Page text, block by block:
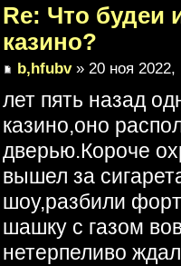
Re: Что будеи
казино?
b,hfubv» 20 ноя 2022,
лет пять назад
казино,оно
дверью.Короче
вышел за
шоу,разбили
шашку с газом
нетерпеливо